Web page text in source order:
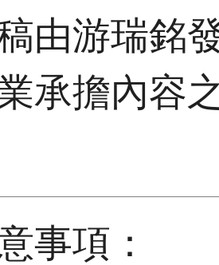
由游瑞銘
承擔內容
事項：